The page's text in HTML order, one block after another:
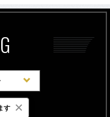
週間
す ×